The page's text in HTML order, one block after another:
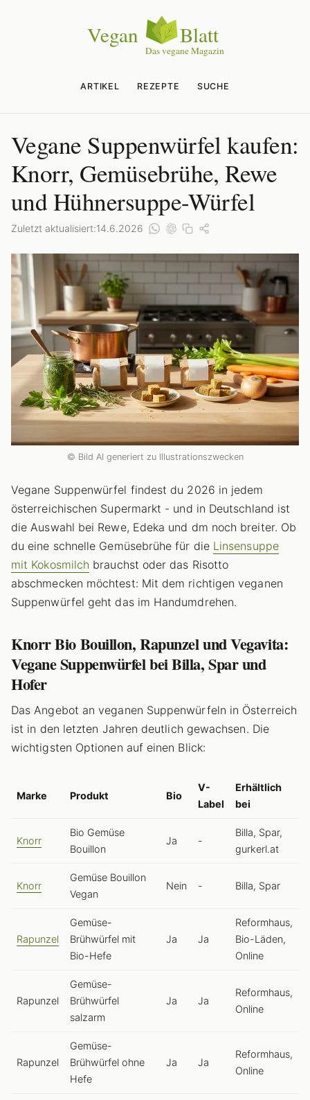
ARTIKEL REZEPTE SUCHE
Vegane Suppenwürfel kaufen:
Knorr, Gemüsebrühe, Rewe
und Hühnersuppe-Würfel
Zuletzt aktualisiert:14.6.2026
© Bild AI generiert zu Illustrationszwecken
Vegane Suppenwürfel findest du 2026 in jedem
österreichischen Supermarkt - und in Deutschland ist
die Auswahl bei Rewe, Edeka und dm noch breiter. Ob
du eine schnelle Gemüsebrühe für die Linsensuppe
mit Kokosmilch brauchst oder das Risotto
abschmecken möchtest: Mit dem richtigen veganen
Suppenwürfel geht das im Handumdrehen.
Knorr Bio Bouillon, Rapunzel und Vegavita:
Vegane Suppenwürfel bei Billa, Spar und
Hofer
Das Angebot an veganen Suppenwürfeln in Österreich
ist in den letzten Jahren deutlich gewachsen. Die
wichtigsten Optionen auf einen Blick:
Marke Produkt Bio
V-
Label
Erhältlich
bei
Knorr
Bio Gemüse
Bouillon
Ja -
Billa, Spar,
gurkerl.at
Knorr
Gemüse Bouillon
Vegan
Nein - Billa, Spar
Rapunzel
Gemüse-
Brühwürfel mit
Bio-Hefe
Ja Ja
Reformhaus,
Bio-Läden,
Online
Rapunzel
Gemüse-
Brühwürfel
salzarm
Ja Ja
Reformhaus,
Online
Rapunzel
Gemüse-
Brühwürfel ohne
Hefe
Ja Ja
Reformhaus,
Online